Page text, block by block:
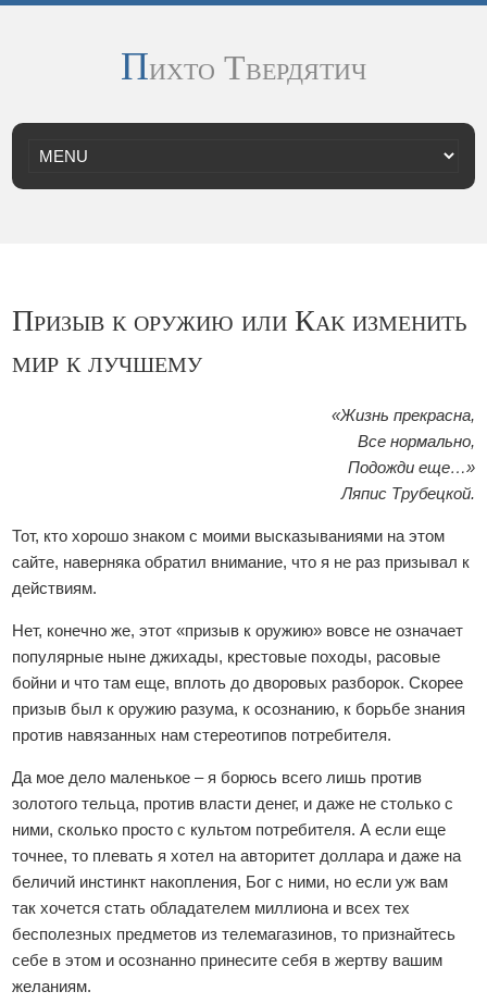
Пихто Твердятич
Призыв к оружию или Как изменить
мир к лучшему
«Жизнь прекрасна,
Все нормально,
Подожди еще…»
Ляпис Трубецкой.
Тот, кто хорошо знаком с моими высказываниями на этом
сайте, наверняка обратил внимание, что я не раз призывал к
действиям.
Нет, конечно же, этот «призыв к оружию» вовсе не означает
популярные ныне джихады, крестовые походы, расовые
бойни и что там еще, вплоть до дворовых разборок. Скорее
призыв был к оружию разума, к осознанию, к борьбе знания
против навязанных нам стереотипов потребителя.
Да мое дело маленькое – я борюсь всего лишь против
золотого тельца, против власти денег, и даже не столько с
ними, сколько просто с культом потребителя. А если еще
точнее, то плевать я хотел на авторитет доллара и даже на
беличий инстинкт накопления, Бог с ними, но если уж вам
так хочется стать обладателем миллиона и всех тех
бесполезных предметов из телемагазинов, то признайтесь
себе в этом и осознанно принесите себя в жертву вашим
желаниям.